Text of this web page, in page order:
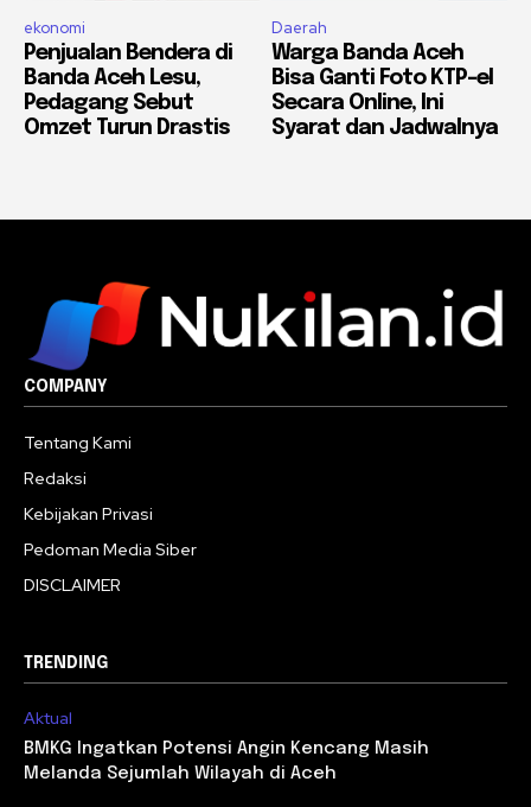
ekonomi
Penjualan Bendera di
Banda Aceh Lesu,
Pedagang Sebut
Omzet Turun Drastis
Daerah
Warga Banda Aceh
Bisa Ganti Foto KTP-el
Secara Online, Ini
Syarat dan Jadwalnya
COMPANY
Tentang Kami
Redaksi
Kebijakan Privasi
Pedoman Media Siber
DISCLAIMER
TRENDING
Aktual
BMKG Ingatkan Potensi Angin Kencang Masih
Melanda Sejumlah Wilayah di Aceh